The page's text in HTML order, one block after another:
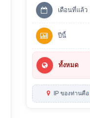
เดือนที่แล้ว
ปีนี้
ทั้งหมด
IP ของท่านคือ